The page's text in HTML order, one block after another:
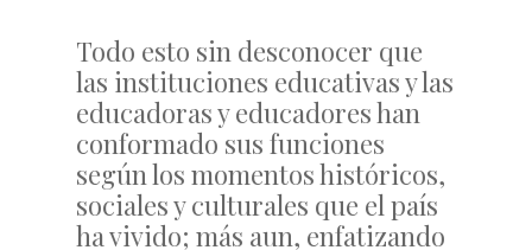
Todo esto sin desconocer que
las instituciones educativas y las
educadoras y educadores han
conformado sus funciones
según los momentos históricos,
sociales y culturales que el país
ha vivido; más aun, enfatizando